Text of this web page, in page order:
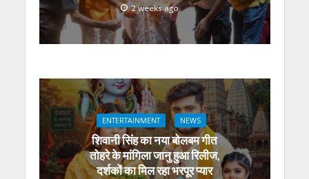
2 weeks ago
ENTERTAINMENT NEWS
शिवानी सिंह का नया बोलबम गीत
तोहरे के मांगिला जानु हुआ रिलीज,
दर्शकों का मिल रहा भरपूर प्यार